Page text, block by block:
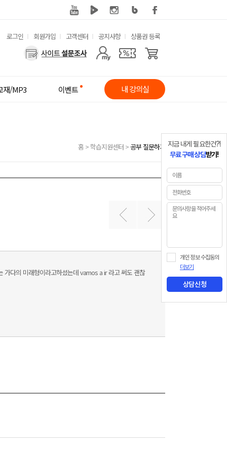
유
메
뉴
로그인 회원가입 고객센터 공지사항 상품권 등록
사
메
재/MP3 이벤트 내 강의실
홈 >학습지원센터 >공부 질문하기
가다의 미래형이라고하셨는데 vamos a ir 라고 써도 괜찮
지금 내게 필요한건?!
무료 구매 상담받기!
개인 정보 수집동의
더보기
상담신청